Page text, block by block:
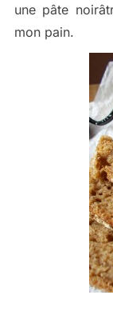
une pâte
mon pain.